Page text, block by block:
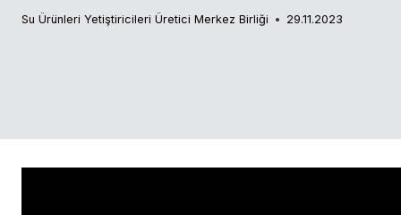
Su Ürünleri Yetiştiricileri Üretici Merkez Birliği 29.11.2023